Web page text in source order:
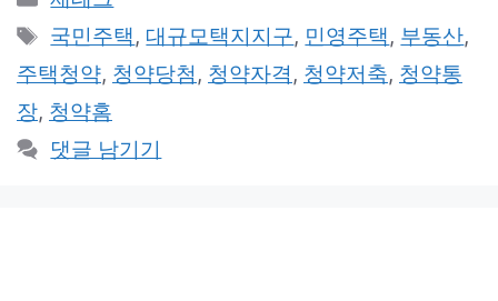
테
리
태
그
국민주택, 대규모택지지구, 민영주택, 부동산,
주택청약, 청약당첨 , 청약자격 , 청약저축, 청약통
장, 청약홈
댓글 남기기